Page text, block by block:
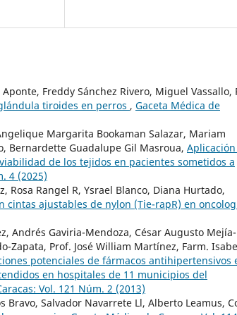
Freddy Sánchez Rivero, Miguel Vassallo,
tiroides en perros , Gaceta Médica de
Margarita Bookaman Salazar, Mariam
Bernardette Guadalupe Gil Masroua,
de los tejidos en pacientes sometidos a
4 (2025)
Rosa Rangel R, Ysrael Blanco, Diana Hurtado,
cintas ajustables de nylon (Tie-rapR) en
Andrés Gaviria-Mendoza, César Augusto Mejía-
Zapata, Prof. José William Martínez, Farm.
potenciales de fármacos antihipertensivos
en hospitales de 11 municipios del
Vol. 121 Núm. 2 (2013)
Bravo, Salvador Navarrete Ll, Alberto Leamus,